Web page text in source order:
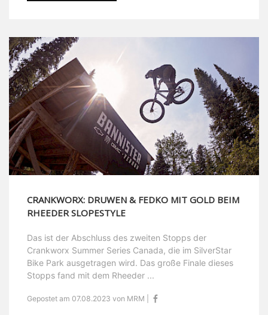
CRANKWORX: DRUWEN & FEDKO MIT GOLD BEIM
RHEEDER SLOPESTYLE
Das ist der Abschluss des zweiten Stopps der
Crankworx Summer Series Canada, die im SilverStar
Bike Park ausgetragen wird. Das große Finale dieses
Stopps fand mit dem Rheeder ...
Gepostet am 07.08.2023 von MRM |